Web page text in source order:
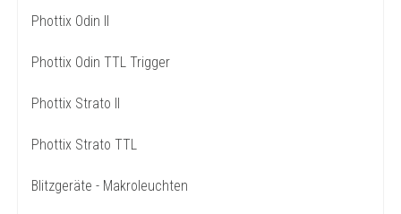
Phottix Odin II
Phottix Odin TTL Trigger
Phottix Strato II
Phottix Strato TTL
Blitzgeräte - Makroleuchten